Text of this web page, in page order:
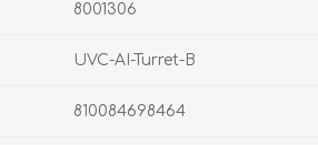
8001306
UVC-AI-Turret-B
810084698464